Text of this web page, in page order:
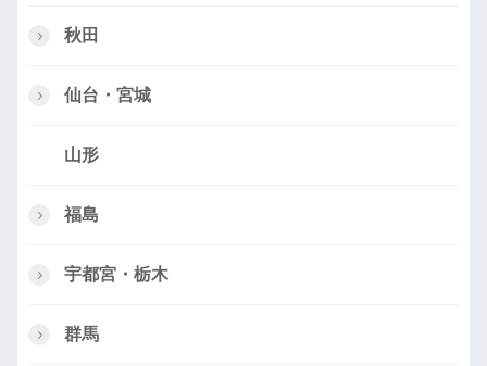
秋田
仙台・宮城
山形
福島
宇都宮・栃木
群馬